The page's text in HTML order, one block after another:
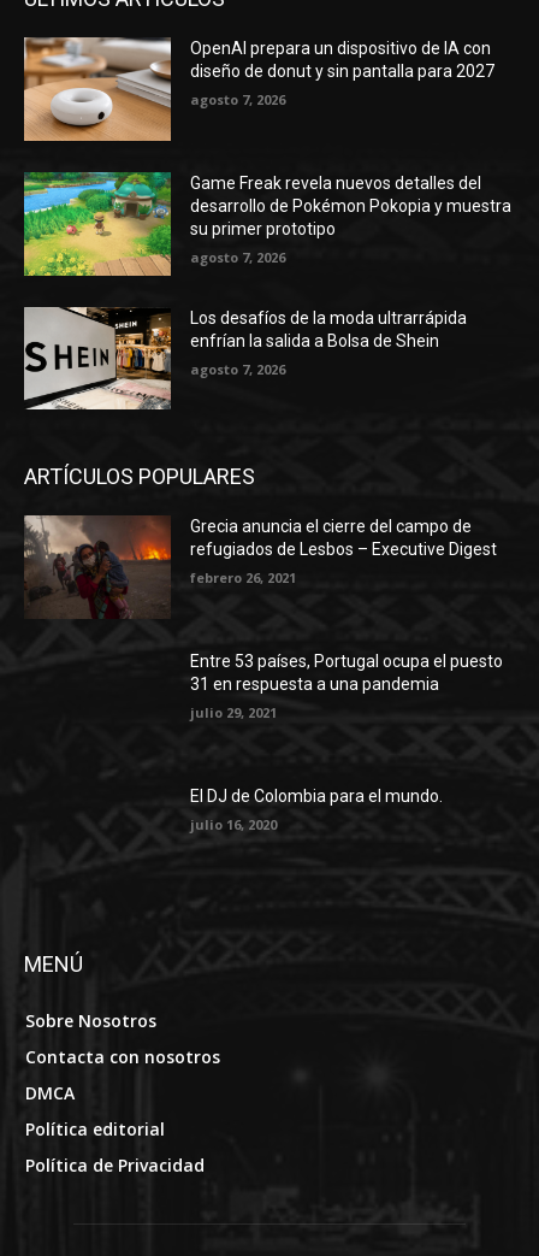
OpenAI prepara un dispositivo de IA con
diseño de donut y sin pantalla para 2027
agosto 7, 2026
Game Freak revela nuevos detalles del
desarrollo de Pokémon Pokopia y muestra
su primer prototipo
agosto 7, 2026
Los desafíos de la moda ultrarrápida
enfrían la salida a Bolsa de Shein
agosto 7, 2026
ARTÍCULOS POPULARES
Grecia anuncia el cierre del campo de
refugiados de Lesbos – Executive Digest
febrero 26, 2021
Entre 53 países, Portugal ocupa el puesto
31 en respuesta a una pandemia
julio 29, 2021
El DJ de Colombia para el mundo.
julio 16, 2020
MENÚ
Sobre Nosotros
Contacta con nosotros
DMCA
Política editorial
Política de Privacidad